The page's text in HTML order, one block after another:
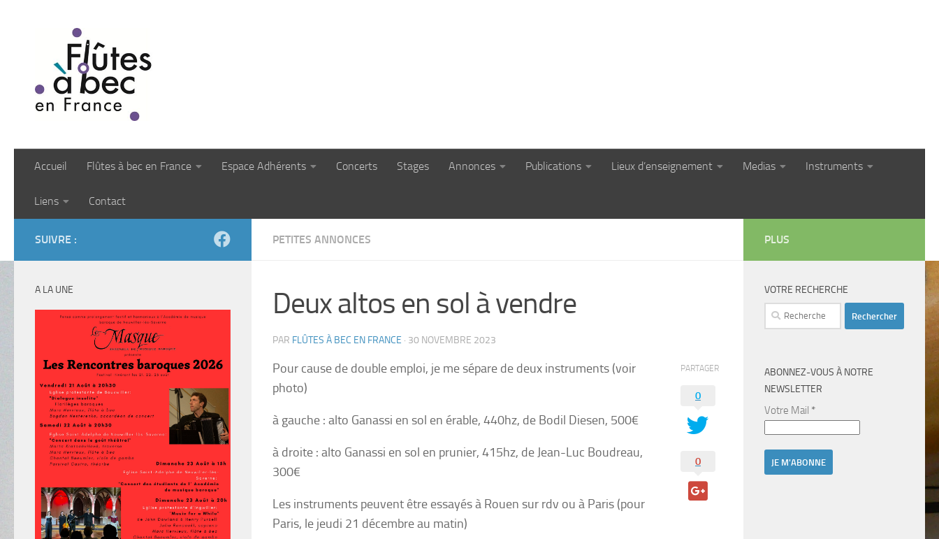
Accueil Flûtes à bec en France Espace Adhérents Concerts Stages Annonces Publications Lieux d’enseignement Medias Instruments
Liens Contact
PETITES ANNONCES
Deux altos en sol à vendre
PAR FLÛTES À BEC EN FRANCE · 30 NOVEMBRE 2023
Pour cause de double emploi, je me sépare de deux instruments (voir
photo)
à gauche : alto Ganassi en sol en érable, 440hz, de Bodil Diesen, 500€
à droite : alto Ganassi en sol en prunier, 415hz, de Jean-Luc Boudreau,
300€
Les instruments peuvent être essayés à Rouen sur rdv ou à Paris (pour
Paris, le jeudi 21 décembre au matin)
PARTAGER
0
0
SUIVRE :
A LA UNE
PLUS
VOTRE RECHERCHE
Rechercher :
ABONNEZ-VOUS À NOTRE
NEWSLETTER
Votre Mail *